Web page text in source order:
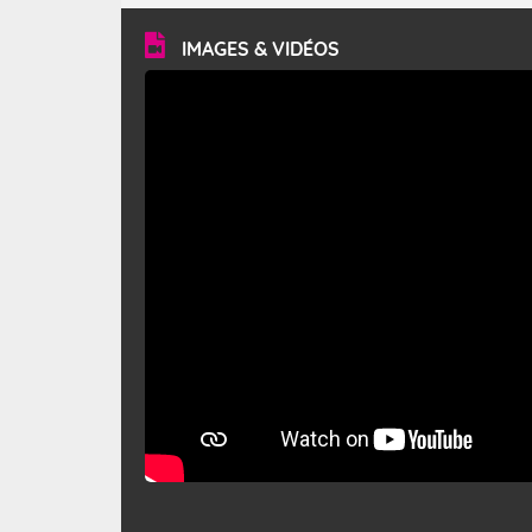
vitesse moyenne de 50 km/h et atteindre 80 à 100 km/h
en rafales, parfois davantage. Il parcourt la basse vallée
du Rhône et la Provence et envahit le littoral
méditerranéen à partir de la Camargue.
IMAGES & VIDÉOS